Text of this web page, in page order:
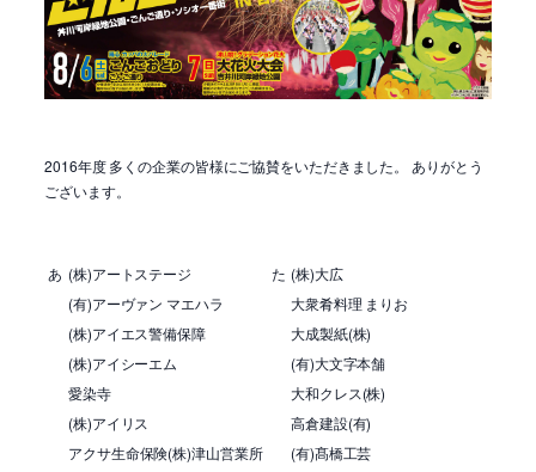
2016年度 多くの企業の皆様にご協賛をいただきました。 ありがとう
ございます。
あ (株)アートステージ た (株)大広
(有)アーヴァン マエハラ
大衆肴料理 まりお
(株)アイエス警備保障
大成製紙(株)
(株)アイシーエム
(有)大文字本舗
愛染寺
大和クレス(株)
(株)アイリス
高倉建設(有)
アクサ生命保険(株)津山営業所
(有)髙橋工芸